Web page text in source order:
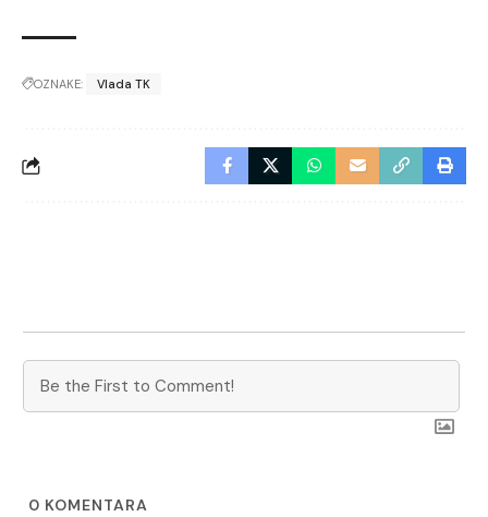
OZNAKE: Vlada TK
0 KOMENTARA